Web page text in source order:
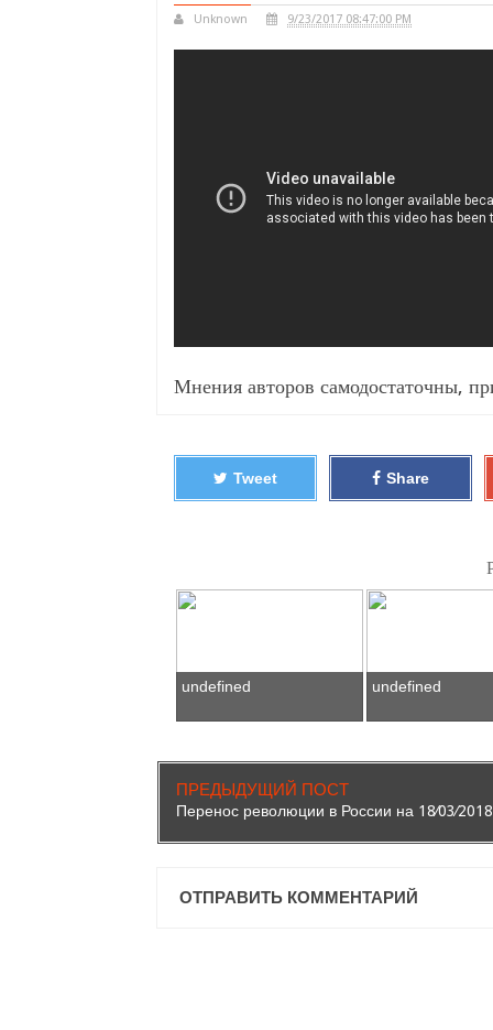
Unknown 9/23/2017 08:47:00 PM
Мнения авторов самодостаточны,
Tweet Share
undefined undefined
ПРЕДЫДУЩИЙ ПОСТ
Перенос революции в России на 18⁄03⁄2018
ОТПРАВИТЬ КОММЕНТАРИЙ